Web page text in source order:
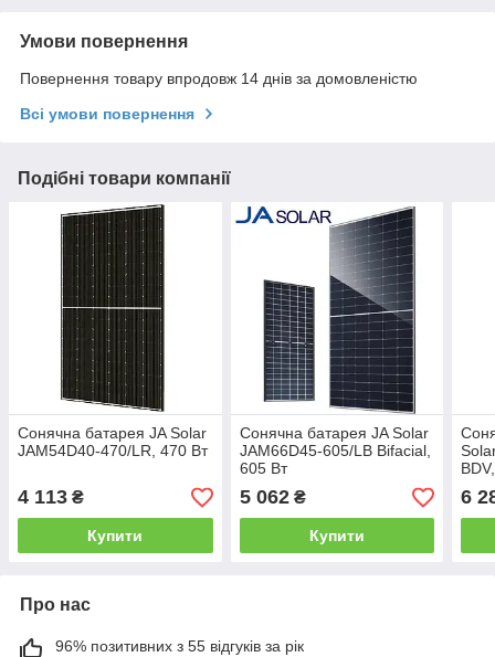
Умови повернення
Повернення товару впродовж 14 днів за домовленістю
Всі умови повернення
Подібні товари компанії
Сонячна батарея JA Solar
JAM54D40-470/LR, 470 Вт
4 113 ₴
Купити
Сонячна батарея JA Solar
JAM66D45-605/LB Bifacial,
605 Вт
5 062₴
Купити
6
Про нас
96% позитивних з 55 відгуків за рік